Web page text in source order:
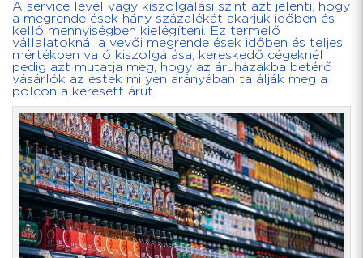
A service level vagy kiszolgálási szint azt jelenti, hogy
a megrendelések hány százalékát akarjuk időben és
kellő mennyiségben kielégíteni. Ez termelő
vállalatoknál a vevői megrendelések időben és teljes
mértékben való kiszolgálása, kereskedő cégeknél
pedig azt mutatja meg, hogy az áruházakba betérő
vásárlók az estek milyen arányában találják meg a
polcon a keresett árut.